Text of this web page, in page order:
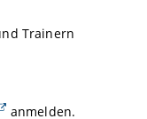
Trainern
anmelden.